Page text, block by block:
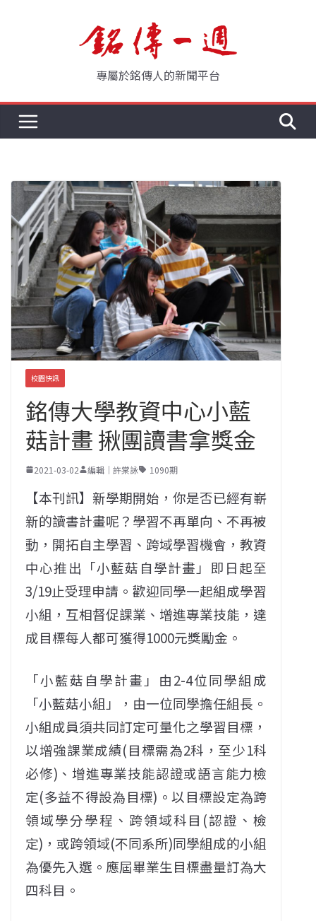
專屬於銘傳人的新聞平台
校園快訊
銘傳大學教資中心小藍
菇計畫 揪團讀書拿獎金
2021-03-02 編輯｜許棠詠 1090期
【本刊訊】新學期開始，你是否已經有嶄
新的讀書計畫呢？學習不再單向、不再被
動，開拓自主學習、跨域學習機會，教資
中心推出「小藍菇自學計畫」即日起至
3/19止受理申請。歡迎同學一起組成學習
小組，互相督促課業、增進專業技能，達
成目標每人都可獲得1000元獎勵金。
「小藍菇自學計畫」由2-4位同學組成
「小藍菇小組」，由一位同學擔任組長。
小組成員須共同訂定可量化之學習目標，
以增強課業成績(目標需為2科，至少1科
必修)、增進專業技能認證或語言能力檢
定(多益不得設為目標)。以目標設定為跨
領域學分學程、跨領域科目(認證、檢
定)，或跨領域(不同系所)同學組成的小組
為優先入選。應屆畢業生目標盡量訂為大
四科目。